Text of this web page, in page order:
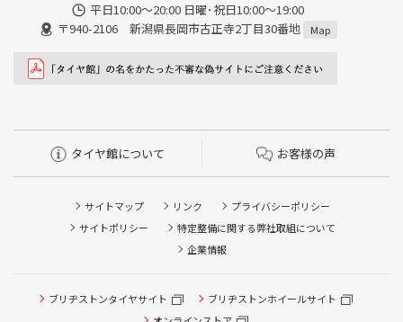
平日10:00～20:00 日曜･祝日10:00～19:00
〒940-2106 新潟県長岡市古正寺2丁目30番地
Map
タイヤ館について お客様の声
サイトマップ リンク
プライバシーポリシー
サイトポリシー
特定整備に関する弊社取組について
企業情報
ブリヂストンタイヤサイト
ブリヂストンホイールサイト